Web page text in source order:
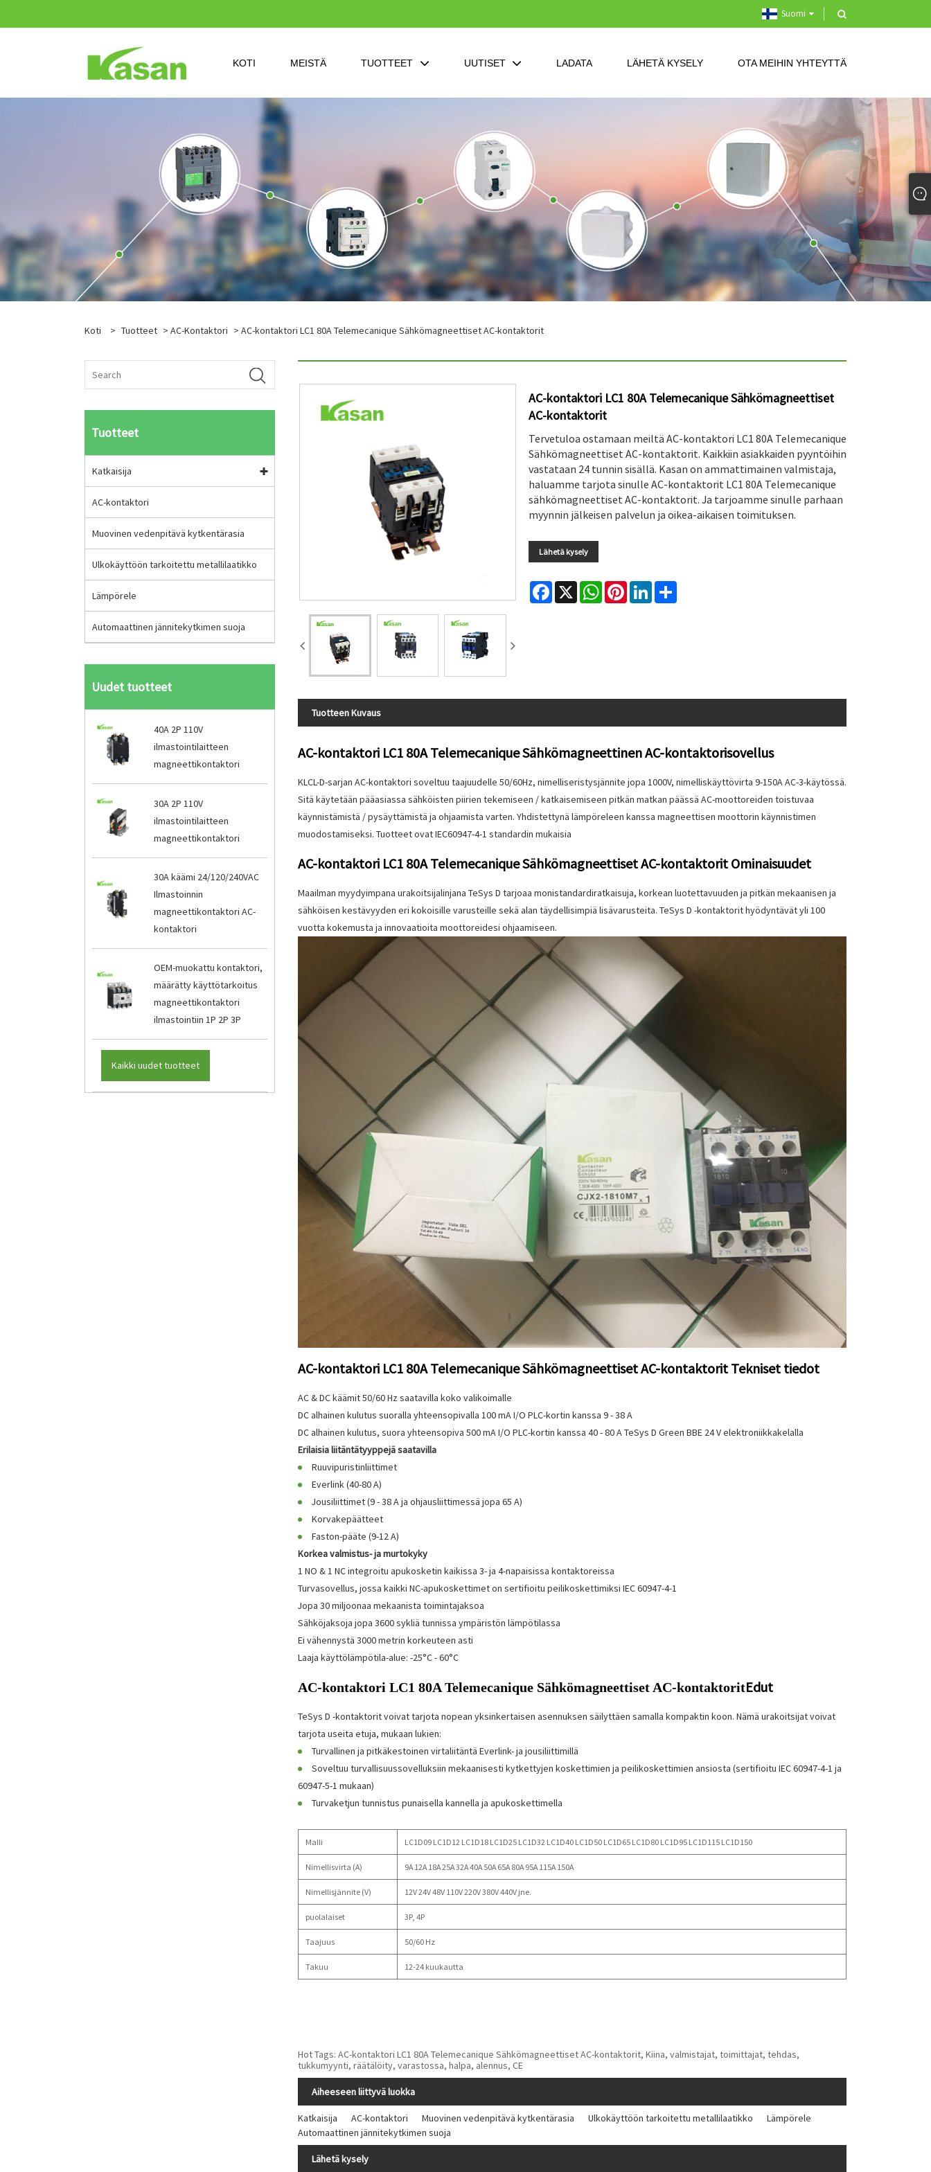
Suomi
KOTI MEISTÄ TUOTTEET UUTISET LADATA LÄHETÄ KYSELY OTA MEIHIN YHTEYTTÄ
Koti > Tuotteet > AC-Kontaktori > AC-kontaktori LC1 80A Telemecanique Sähkömagneettiset AC-kontaktorit
Tuotteet
Katkaisija
AC-kontaktori
Muovinen vedenpitävä kytkentärasia
Ulkokäyttöön tarkoitettu metallilaatikko
Lämpörele
Automaattinen jännitekytkimen suoja
Uudet tuotteet
40A 2P 110V
ilmastointilaitteen
magneettikontaktori
30A 2P 110V
ilmastointilaitteen
magneettikontaktori
30A käämi 24/120/240VAC
Ilmastoinnin
magneettikontaktori AC-
kontaktori
OEM-muokattu kontaktori,
määrätty käyttötarkoitus
magneettikontaktori
ilmastointiin 1P 2P 3P
Kaikki uudet tuotteet
AC-kontaktori LC1 80A Telemecanique Sähkömagneettiset
AC-kontaktorit
Tervetuloa ostamaan meiltä AC-kontaktori LC1 80A Telemecanique
Sähkömagneettiset AC-kontaktorit. Kaikkiin asiakkaiden pyyntöihin
vastataan 24 tunnin sisällä. Kasan on ammattimainen valmistaja,
haluamme tarjota sinulle AC-kontaktorit LC1 80A Telemecanique
sähkömagneettiset AC-kontaktorit. Ja tarjoamme sinulle parhaan
myynnin jälkeisen palvelun ja oikea-aikaisen toimituksen.
Lähetä kysely
Facebook
X WhatsAppPinterestLinkedInShare
Tuotteen Kuvaus
AC-kontaktori LC1 80A Telemecanique Sähkömagneettinen AC-kontaktorisovellus
KLCL-D-sarjan AC-kontaktori soveltuu taajuudelle 50/60Hz, nimelliseristysjännite jopa 1000V, nimelliskäyttövirta 9-150A AC-3-käytössä.
Sitä käytetään pääasiassa sähköisten piirien tekemiseen / katkaisemiseen pitkän matkan päässä AC-moottoreiden toistuvaa
käynnistämistä / pysäyttämistä ja ohjaamista varten. Yhdistettynä lämpöreleen kanssa magneettisen moottorin käynnistimen
muodostamiseksi. Tuotteet ovat IEC60947-4-1 standardin mukaisia
AC-kontaktori LC1 80A Telemecanique Sähkömagneettiset AC-kontaktorit Ominaisuudet
Maailman myydyimpana urakoitsijalinjana TeSys D tarjoaa monistandardiratkaisuja, korkean luotettavuuden ja pitkän mekaanisen ja
sähköisen kestävyyden eri kokoisille varusteille sekä alan täydellisimpiä lisävarusteita. TeSys D -kontaktorit hyödyntävät yli 100
vuotta kokemusta ja innovaatioita moottoreidesi ohjaamiseen.
AC-kontaktori LC1 80A Telemecanique Sähkömagneettiset AC-kontaktorit Tekniset tiedot
AC & DC käämit 50/60 Hz saatavilla koko valikoimalle
DC alhainen kulutus suoralla yhteensopivalla 100 mA I/O PLC-kortin kanssa 9 - 38 A
DC alhainen kulutus, suora yhteensopiva 500 mA I/O PLC-kortin kanssa 40 - 80 A TeSys D Green BBE 24 V elektroniikkakelalla
Erilaisia ​​liitäntätyyppejä saatavilla
Ruuvipuristinliittimet
Everlink (40-80 A)
Jousiliittimet (9 - 38 A ja ohjausliittimessä jopa 65 A)
Korvakepäätteet
Faston-pääte (9-12 A)
Korkea valmistus- ja murtokyky
1 NO & 1 NC integroitu apukosketin kaikissa 3- ja 4-napaisissa kontaktoreissa
Turvasovellus, jossa kaikki NC-apukoskettimet on sertifioitu peilikoskettimiksi IEC 60947-4-1
Jopa 30 miljoonaa mekaanista toimintajaksoa
Sähköjaksoja jopa 3600 sykliä tunnissa ympäristön lämpötilassa
Ei vähennystä 3000 metrin korkeuteen asti
Laaja käyttölämpötila-alue: -25°C - 60°C
AC-kontaktori LC1 80A Telemecanique Sähkömagneettiset AC-kontaktoritEdut
TeSys D -kontaktorit voivat tarjota nopean yksinkertaisen asennuksen säilyttäen samalla kompaktin koon. Nämä urakoitsijat voivat
tarjota useita etuja, mukaan lukien:
Turvallinen ja pitkäkestoinen virtaliitäntä Everlink- ja jousiliittimillä
Soveltuu turvallisuussovelluksiin mekaanisesti kytkettyjen koskettimien ja peilikoskettimien ansiosta (sertifioitu IEC 60947-4-1 ja
60947-5-1 mukaan)
Turvaketjun tunnistus punaisella kannella ja apukoskettimella
Malli LC1D09 LC1D12 LC1D18 LC1D25 LC1D32 LC1D40 LC1D50 LC1D65 LC1D80 LC1D95 LC1D115 LC1D150
Nimellisvirta (A) 9A 12A 18A 25A 32A 40A 50A 65A 80A 95A 115A 150A
Nimellisjännite (V) 12V 24V 48V 110V 220V 380V 440V jne.
puolalaiset 3P, 4P
Taajuus 50/60 Hz
Takuu 12-24 kuukautta
Hot Tags: AC-kontaktori LC1 80A Telemecanique Sähkömagneettiset AC-kontaktorit, Kiina, valmistajat, toimittajat, tehdas,
tukkumyynti, räätälöity, varastossa, halpa, alennus, CE
Aiheeseen liittyvä luokka
Katkaisija AC-kontaktori Muovinen vedenpitävä kytkentärasia Ulkokäyttöön tarkoitettu metallilaatikko
Lämpörele
Automaattinen jännitekytkimen suoja
Lähetä kysely